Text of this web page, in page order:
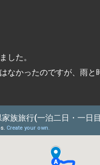
した。
なかったのですが、雨